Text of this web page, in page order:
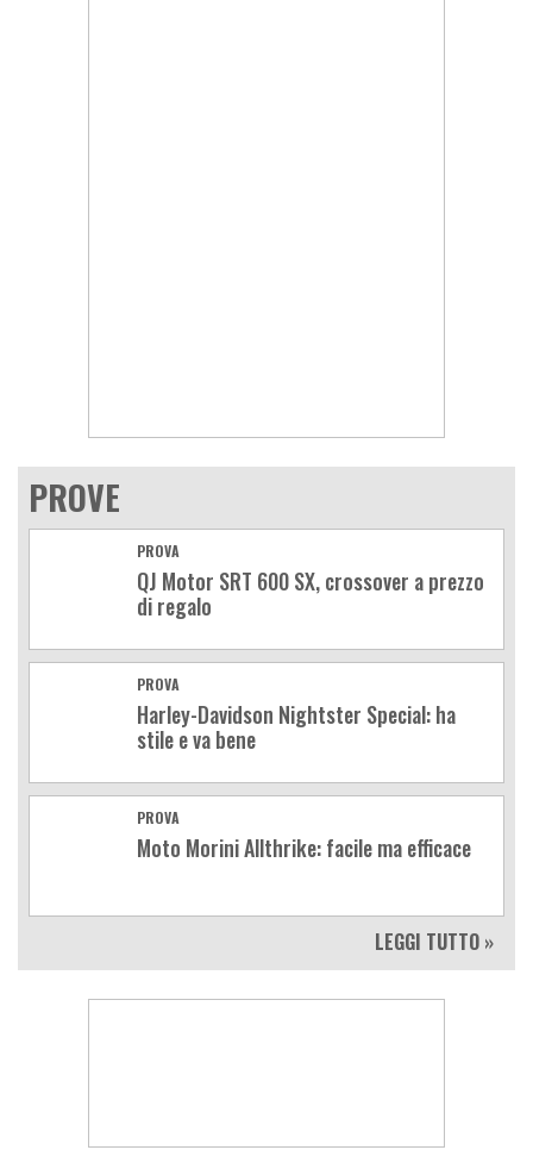
PROVE
PROVA
QJ Motor SRT 600 SX, crossover a prezzo
di regalo
PROVA
Harley-Davidson Nightster Special: ha
stile e va bene
PROVA
Moto Morini Allthrike: facile ma efficace
LEGGI TUTTO »